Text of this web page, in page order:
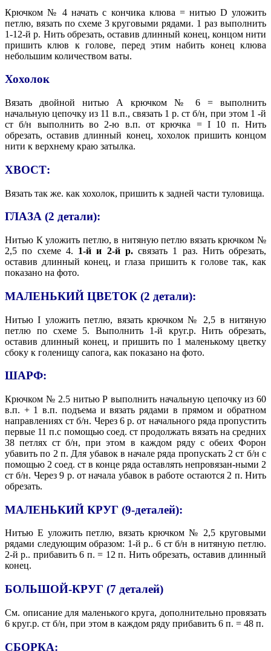
Крючком № 4 начать с кончика клюва = нитью D уложить
петлю, вязать по схеме 3 круговыми рядами. 1 раз выполнить
1-12-й р. Нить обрезать, оставив длинный конец, концом нити
пришить клюв к голове, перед этим набить конец клюва
небольшим количеством ваты.
Хохолок
Вязать двойной нитью А крючком № 6 = выполнить
начальную цепочку из 11 в.п., связать 1 р. ст б/н, при этом 1 -й
ст б/н выполнить во 2-ю в.п. от крючка = I 10 п. Нить
обрезать, оставив длинный конец, хохолок пришить концом
нити к верхнему краю затылка.
ХВОСТ:
Вязать так же. как хохолок, пришить к задней части туловища.
ГЛАЗА (2 детали):
Нитью К уложить петлю, в нитяную петлю вязать крючком №
2,5 по схеме 4. 1-й и 2-й р. связать 1 раз. Нить обрезать,
оставив длинный конец, и глаза пришить к голове так, как
показано на фото.
МАЛЕНЬКИЙ ЦВЕТОК (2 детали):
Нитью I уложить петлю, вязать крючком № 2,5 в нитяную
петлю по схеме 5. Выполнить 1-й круг.р. Нить обрезать,
оставив длинный конец, и пришить по 1 маленькому цветку
сбоку к голенищу сапога, как показано на фото.
ШАРФ:
Крючком № 2.5 нитью Р выполнить начальную цепочку из 60
в.п. + 1 в.п. подъема и вязать рядами в прямом и обратном
направлениях ст б/н. Через 6 р. от начального ряда пропустить
первые 11 п.с помощью соед. ст продолжать вязать на средних
38 петлях ст б/н, при этом в каждом ряду с обеих Форон
убавить по 2 п. Для убавок в начале ряда пропускать 2 ст б/н с
помощью 2 соед. ст в конце ряда оставлять непровязан-ными 2
ст б/н. Через 9 р. от начала убавок в работе остаются 2 п. Нить
обрезать.
МАЛЕНЬКИЙ КРУГ (9-деталей):
Нитью Е уложить петлю, вязать крючком № 2,5 круговыми
рядами следующим образом: 1-й р.. 6 ст б/н в нитяную петлю.
2-й р.. прибавить 6 п. = 12 п. Нить обрезать, оставив длинный
конец.
БОЛЬШОЙ-КРУГ (7 деталей)
См. описание для маленького круга, дополнительно провязать
6 круг.р. ст б/н, при этом в каждом ряду прибавить 6 п. = 48 п.
СБОРКА: